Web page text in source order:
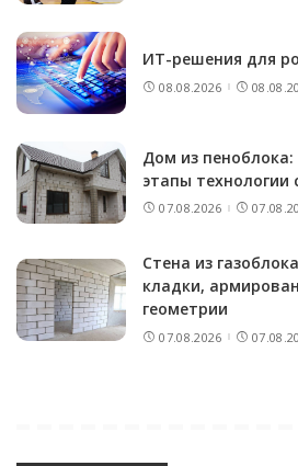
ИТ-решения для
08.08.2026
Дом из
этапы технологии
07.08.2026
Стена из
кладки,
геометрии
07.08.2026